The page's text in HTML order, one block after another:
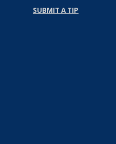
SUBMIT A TIP